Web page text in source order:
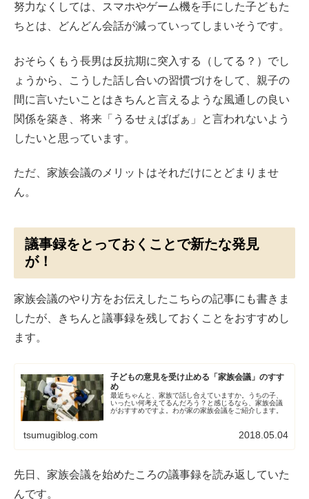
努力なくしては、スマホやゲーム機を手にした子どもた
ちとは、どんどん会話が減っていってしまいそうです。
おそらくもう長男は反抗期に突入する（してる？）でし
ょうから、こうした話し合いの習慣づけをして、親子の
間に言いたいことはきちんと言えるような風通しの良い
関係を築き、将来「うるせぇばばぁ」と言われないよう
したいと思っています。
ただ、家族会議のメリットはそれだけにとどまりませ
ん。
議事録をとっておくことで新たな発見
が！
家族会議のやり方をお伝えしたこちらの記事にも書きま
したが、きちんと議事録を残しておくことをおすすめし
ます。
子どもの意見を受け止める「家族会議」のすす
め
最近ちゃんと、家族で話し合えていますか。うちの子、
いったい何考えてるんだろう？と感じるなら、家族会議
がおすすめですよ。わが家の家族会議をご紹介します。
tsumugiblog.com 2018.05.04
先日、家族会議を始めたころの議事録を読み返していた
んです。